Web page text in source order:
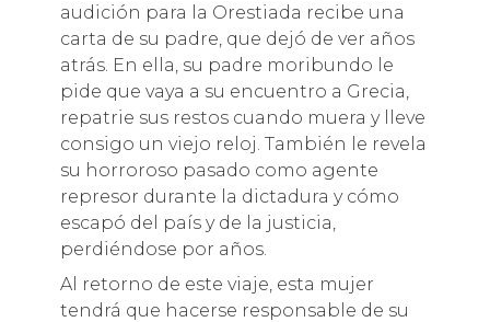
audición para la Orestiada recibe una
carta de su padre, que dejó de ver años
atrás. En ella, su padre moribundo le
pide que vaya a su encuentro a Grecia,
repatrie sus restos cuando muera y lleve
consigo un viejo reloj. También le revela
su horroroso pasado como agente
represor durante la dictadura y cómo
escapó del país y de la justicia,
perdiéndose por años.
Al retorno de este viaje, esta mujer
tendrá que hacerse responsable de su